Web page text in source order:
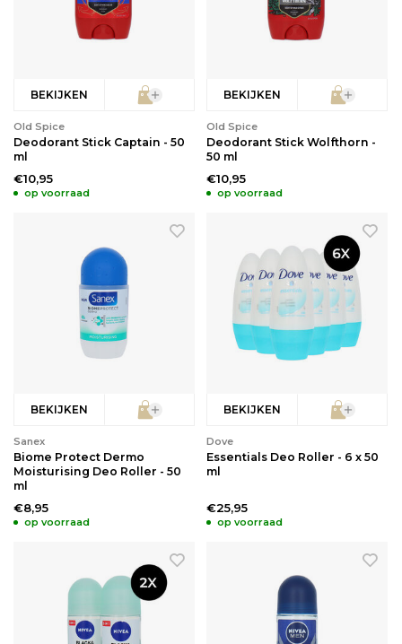
BEKIJKEN
Old Spice
Deodorant Stick Captain - 50
ml
€10,95
op voorraad
BEKIJKEN
Old Spice
Deodorant Stick Wolfthorn -
50 ml
€10,95
op voorraad
BEKIJKEN
Sanex
Biome Protect Dermo
Moisturising Deo Roller - 50
ml
€8,95
op voorraad
BEKIJKEN
Dove
Essentials Deo Roller - 6 x 50
ml
€25,95
op voorraad